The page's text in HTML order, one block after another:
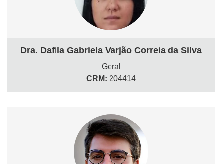
Dra. Dafila Gabriela Varjão Correia da Silva
Geral
CRM: 204414